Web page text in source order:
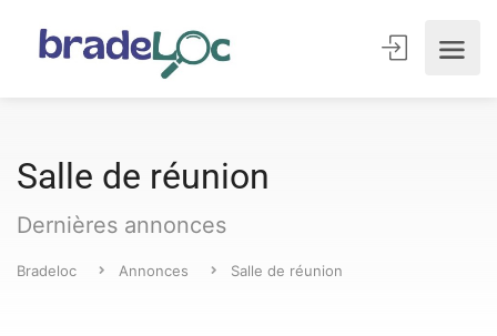
Salle de réunion
Dernières annonces
Bradeloc Annonces Salle de réunion